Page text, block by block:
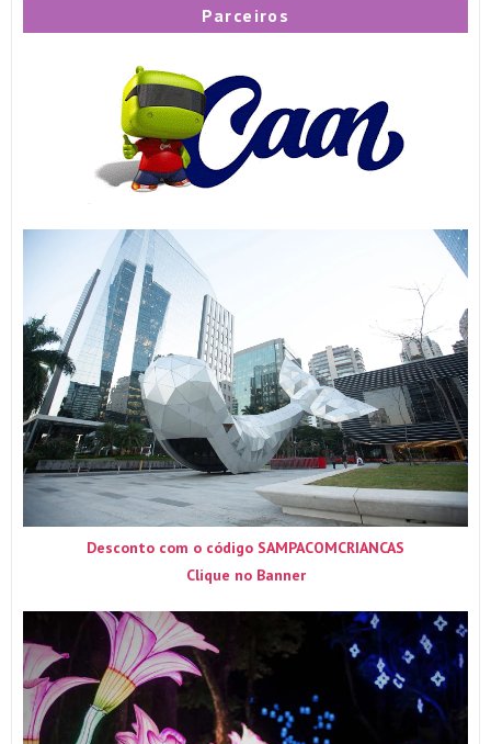
Parceiros
Desconto com o código SAMPACOMCRIANCAS
Clique no Banner